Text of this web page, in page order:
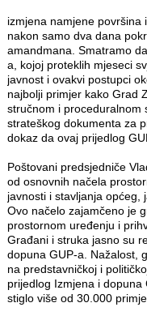
izmjena namjene površina
nakon samo dva dana
amandmana. Smatramo
a, kojoj proteklih mjeseci
javnost i ovakvi postupci
najbolji primjer kako Grad
stručnom i proceduralnom
strateškog dokumenta za
dokaz da ovaj prijedlog
Poštovani predsjedniče
od osnovnih načela
javnosti i stavljanja općeg,
Ovo načelo zajamčeno je
prostornom uređenju i
Građani i struka jasno su
dopuna GUP-a. Nažalost,
na predstavničkoj i
prijedlog Izmjena i
stiglo više od 30.000